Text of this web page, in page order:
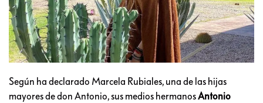
Según ha declarado Marcela Rubiales, una de las hijas
mayores de don Antonio, sus medios hermanosAntonio